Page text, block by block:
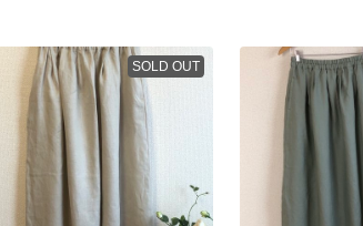
SOLD OUT